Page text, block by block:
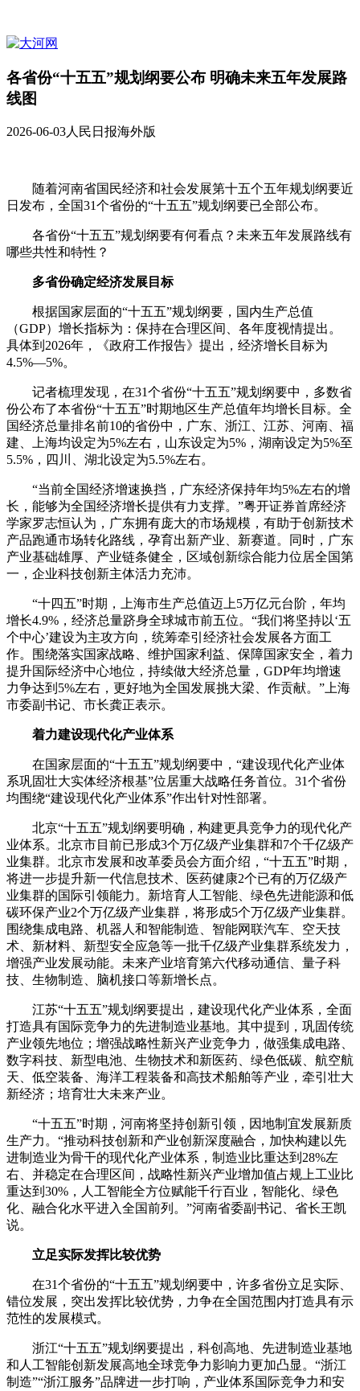
各省份“十五五”规划纲要公布 明确未来五年发展路
线图
2026-06-03人民日报海外版
随着河南省国民经济和社会发展第十五个五年规划纲要近
日发布，全国31个省份的“十五五”规划纲要已全部公布。
各省份“十五五”规划纲要有何看点？未来五年发展路线有
哪些共性和特性？
多省份确定经济发展目标
根据国家层面的“十五五”规划纲要，国内生产总值
（GDP）增长指标为：保持在合理区间、各年度视情提出。
具体到2026年，《政府工作报告》提出，经济增长目标为
4.5%—5%。
记者梳理发现，在31个省份“十五五”规划纲要中，多数省
份公布了本省份“十五五”时期地区生产总值年均增长目标。全
国经济总量排名前10的省份中，广东、浙江、江苏、河南、福
建、上海均设定为5%左右，山东设定为5%，湖南设定为5%至
5.5%，四川、湖北设定为5.5%左右。
“当前全国经济增速换挡，广东经济保持年均5%左右的增
长，能够为全国经济增长提供有力支撑。”粤开证券首席经济
学家罗志恒认为，广东拥有庞大的市场规模，有助于创新技术
产品跑通市场转化路线，孕育出新产业、新赛道。同时，广东
产业基础雄厚、产业链条健全，区域创新综合能力位居全国第
一，企业科技创新主体活力充沛。
“十四五”时期，上海市生产总值迈上5万亿元台阶，年均
增长4.9%，经济总量跻身全球城市前五位。“我们将坚持以‘五
个中心’建设为主攻方向，统筹牵引经济社会发展各方面工
作。围绕落实国家战略、维护国家利益、保障国家安全，着力
提升国际经济中心地位，持续做大经济总量，GDP年均增速
力争达到5%左右，更好地为全国发展挑大梁、作贡献。”上海
市委副书记、市长龚正表示。
着力建设现代化产业体系
在国家层面的“十五五”规划纲要中，“建设现代化产业体
系巩固壮大实体经济根基”位居重大战略任务首位。31个省份
均围绕“建设现代化产业体系”作出针对性部署。
北京“十五五”规划纲要明确，构建更具竞争力的现代化产
业体系。北京市目前已形成3个万亿级产业集群和7个千亿级产
业集群。北京市发展和改革委员会方面介绍，“十五五”时期，
将进一步提升新一代信息技术、医药健康2个已有的万亿级产
业集群的国际引领能力。新培育人工智能、绿色先进能源和低
碳环保产业2个万亿级产业集群，将形成5个万亿级产业集群。
围绕集成电路、机器人和智能制造、智能网联汽车、空天技
术、新材料、新型安全应急等一批千亿级产业集群系统发力，
增强产业发展动能。未来产业培育第六代移动通信、量子科
技、生物制造、脑机接口等新增长点。
江苏“十五五”规划纲要提出，建设现代化产业体系，全面
打造具有国际竞争力的先进制造业基地。其中提到，巩固传统
产业领先地位；增强战略性新兴产业竞争力，做强集成电路、
数字科技、新型电池、生物技术和新医药、绿色低碳、航空航
天、低空装备、海洋工程装备和高技术船舶等产业，牵引壮大
新经济；培育壮大未来产业。
“十五五”时期，河南将坚持创新引领，因地制宜发展新质
生产力。“推动科技创新和产业创新深度融合，加快构建以先
进制造业为骨干的现代化产业体系，制造业比重达到28%左
右、并稳定在合理区间，战略性新兴产业增加值占规上工业比
重达到30%，人工智能全方位赋能千行百业，智能化、绿色
化、融合化水平进入全国前列。”河南省委副书记、省长王凯
说。
立足实际发挥比较优势
在31个省份的“十五五”规划纲要中，许多省份立足实际、
错位发展，突出发挥比较优势，力争在全国范围内打造具有示
范性的发展模式。
浙江“十五五”规划纲要提出，科创高地、先进制造业基地
和人工智能创新发展高地全球竞争力影响力更加凸显。“浙江
制造”“浙江服务”品牌进一步打响，产业体系国际竞争力和安